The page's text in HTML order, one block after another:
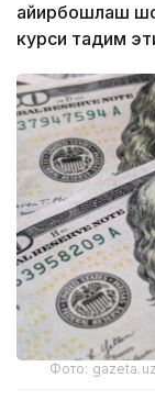
айирбошлаш
курси тақдим
Фото: gazeta.uz